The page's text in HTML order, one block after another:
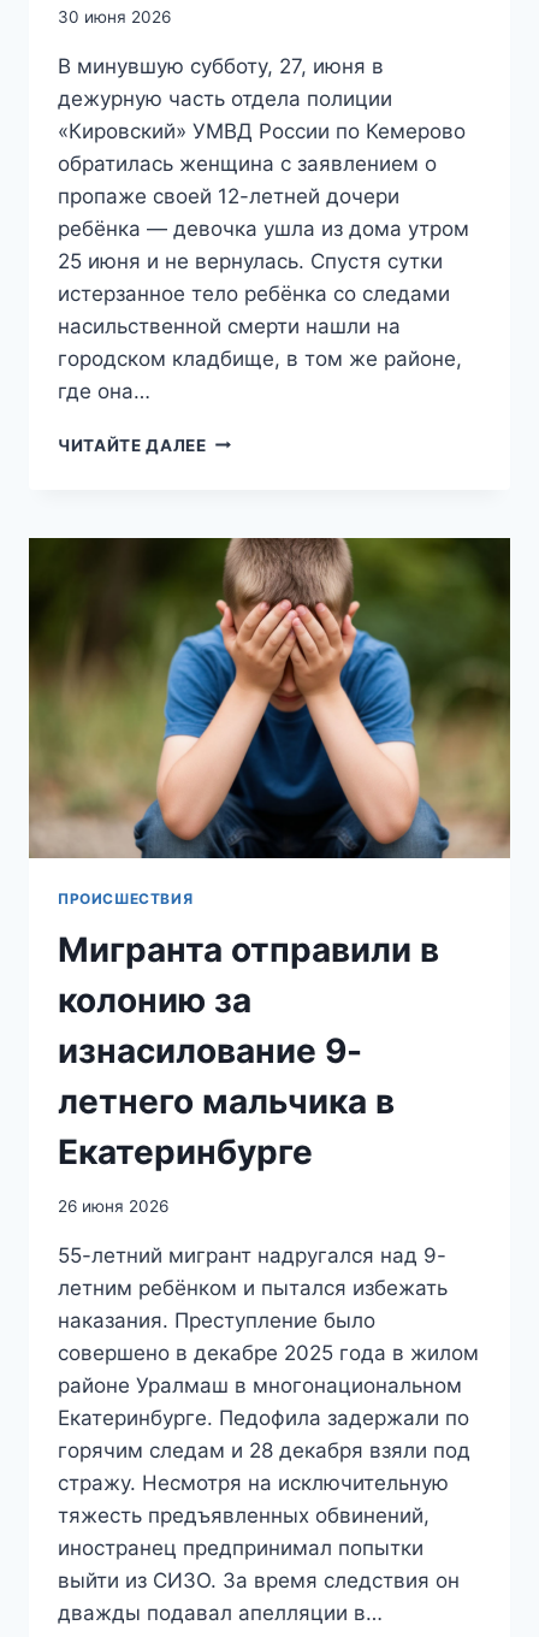
30 июня 2026
В минувшую субботу, 27, июня в
дежурную часть отдела полиции
«Кировский» УМВД России по Кемерово
обратилась женщина с заявлением о
пропаже своей 12-летней дочери
ребёнка — девочка ушла из дома утром
25 июня и не вернулась. Спустя сутки
истерзанное тело ребёнка со следами
насильственной смерти нашли на
городском кладбище, в том же районе,
где она…
ЧИТАЙТЕ ДАЛЕЕВ
РЕЦИДИВИСТА,
ЖЕСТОКО
РАСПРАВИВШЕГОСЯ
С
12-
ЛЕТНЕЙ
ДЕВОЧКОЙ
ПРОИСШЕСТВИЯ
Мигранта отправили в
колонию за
изнасилование 9-
летнего мальчика в
Екатеринбурге
26 июня 2026
55-летний мигрант надругался над 9-
летним ребёнком и пытался избежать
наказания. Преступление было
совершено в декабре 2025 года в жилом
районе Уралмаш в многонациональном
Екатеринбурге. Педофила задержали по
горячим следам и 28 декабря взяли под
стражу. Несмотря на исключительную
тяжесть предъявленных обвинений,
иностранец предпринимал попытки
выйти из СИЗО. За время следствия он
дважды подавал апелляции в…